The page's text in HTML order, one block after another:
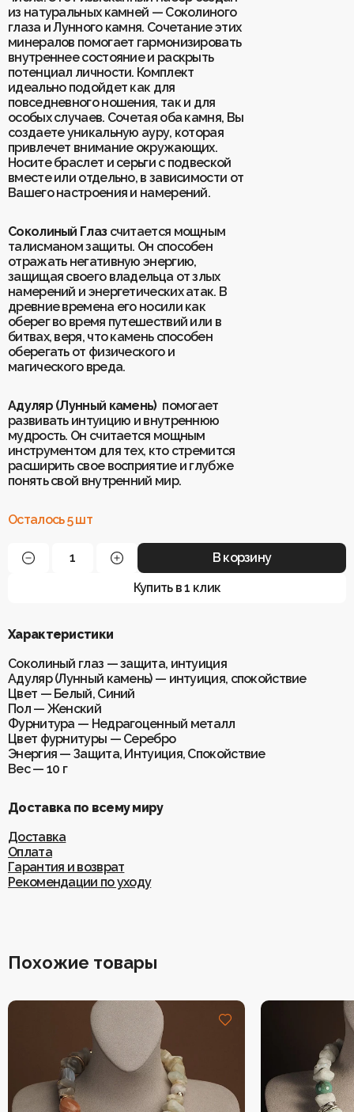
Для клиентов
Доставка
Оплата
Гарантия и возврат
Услуги по ремонту
Обучение «Браслеты Мастера: искусство
и бизнес с камнями»
Рекомендации по уходу
О Keklik
Блог
Отзывы
Контакты
Политика конфиденциальности
Пользовательское соглашение
ИП Шахрай Светлана Михайловна
ИНН 263500194811
ОГРН 305263515900181
Разработка сайтаWEBELEMENT
из натуральных камней — Соколиного
глаза и Лунного камня. Сочетание этих
минералов помогает гармонизировать
внутреннее состояние и раскрыть
потенциал личности. Комплект
идеально подойдет как для
повседневного ношения, так и для
особых случаев. Сочетая оба камня, Вы
создаете уникальную ауру, которая
привлечет внимание окружающих.
Носите браслет и серьги с подвеской
вместе или отдельно, в зависимости от
Вашего настроения и намерений.
Соколиный Глазсчитается мощным
талисманом защиты. Он способен
отражать негативную энергию,
защищая своего владельца от злых
намерений и энергетических атак. В
древние времена его носили как
оберег во время путешествий или в
битвах, веря, что камень способен
оберегать от физического и
магического вреда.
Адуляр (Лунный камень)помогает
развивать интуицию и внутреннюю
мудрость. Он считается мощным
инструментом для тех, кто стремится
расширить свое восприятие и глубже
понять свой внутренний мир.
Осталось 5 шт
В корзину
Купить в 1 клик
Характеристики
Соколиный глаз — защита, интуиция
Адуляр (Лунный камень) — интуиция, спокойствие
Цвет — Белый, Синий
Пол — Женский
Фурнитура — Недрагоценный металл
Цвет фурнитуры — Серебро
Энергия — Защита, Интуиция, Спокойствие
Вес — 10 г
Доставка по всему миру
Доставка
Оплата
Гарантия и возврат
Рекомендации по уходу
Похожие товары